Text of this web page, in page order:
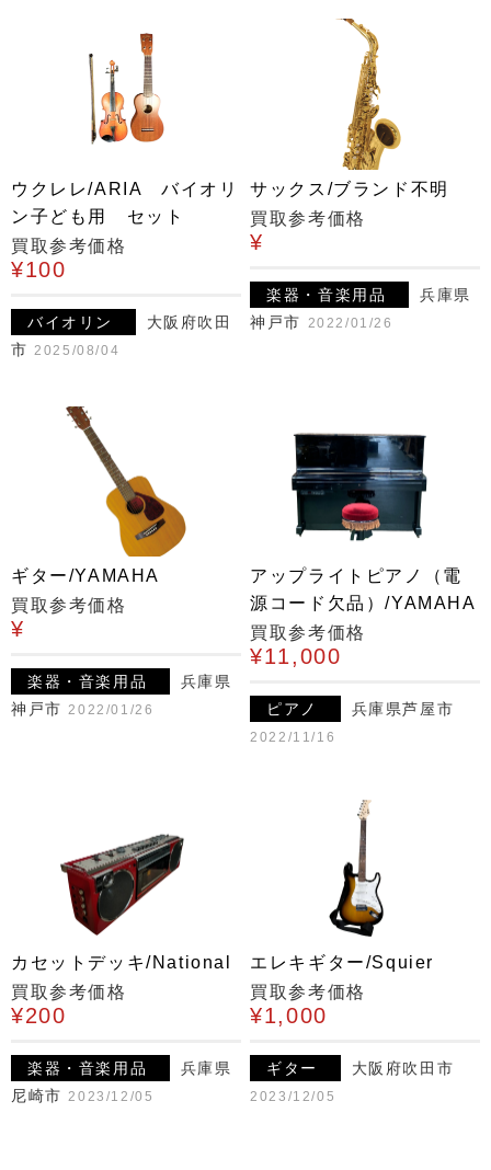
ウクレレ/ARIA バイオリ
ン子ども用 セット
買取参考価格
¥100
バイオリン
大阪府吹田
市 2025/08/04
サックス/ブランド不明
買取参考価格
¥
楽器・音楽用品
兵庫県
神戸市
2022/01/26
ギター/YAMAHA
買取参考価格
¥
楽器・音楽用品
兵庫県
神戸市 2022/01/26
アップライトピアノ（電
源コード欠品）/YAMAHA
買取参考価格
¥11,000
ピアノ 兵庫県芦屋市
2022/11/16
カセットデッキ/National
買取参考価格
¥200
楽器・音楽用品
兵庫県
尼崎市 2023/12/05
エレキギター/Squier
買取参考価格
¥1,000
ギター 大阪府吹田市
2023/12/05